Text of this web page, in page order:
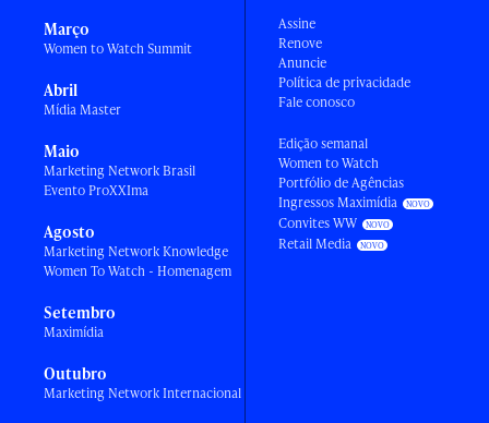
Março
Women to Watch Summit
Abril
Mídia Master
Maio
Marketing Network Brasil
Evento ProXXIma
Agosto
Marketing Network Knowledge
Women To Watch - Homenagem
Setembro
Maximídia
Outubro
Marketing Network Internacional
Assine
Renove
Anuncie
Política de privacidade
Fale conosco
Edição semanal
Women to Watch
Portfólio de Agências
Ingressos Maximídia
Convites WW
Retail Media